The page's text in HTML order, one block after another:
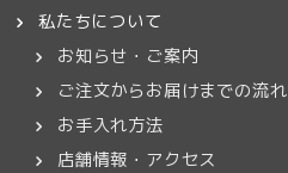
私たちについて
お知らせ・ご案内
ご注文からお届けまでの流れ
お手入れ方法
店舗情報・アクセス